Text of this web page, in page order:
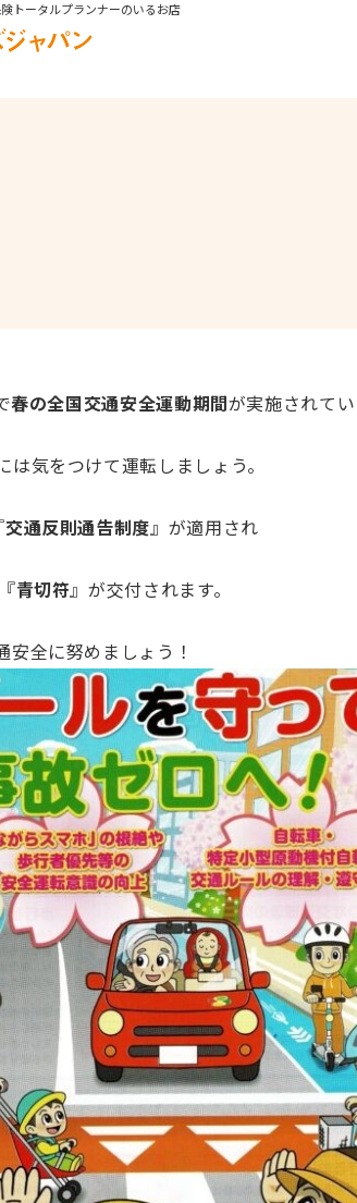
トータルプランナーのいるお店
春の全国交通安全運動期間が実施されてい
気をつけて運転しましょう。
交通反則通告制度』が適用され
青切符』が交付されます。
全に努めましょう！